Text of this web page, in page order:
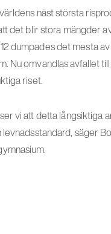
näst största
det blir stora mängder
dumpades det mesta
Nu omvandlas avfallet
riset.
vi att detta långsiktiga
levnadsstandard, säger